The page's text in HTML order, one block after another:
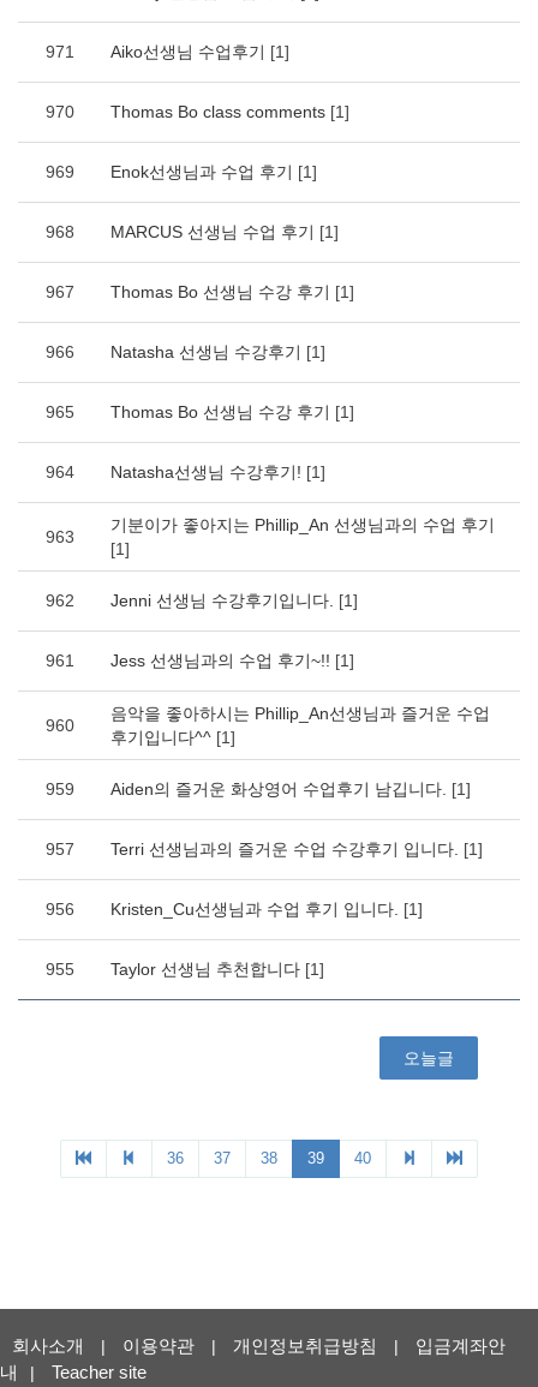
회사소개 | 이용약관 | 개인정보취급방침 |
입금계좌안
내
| Teacher site